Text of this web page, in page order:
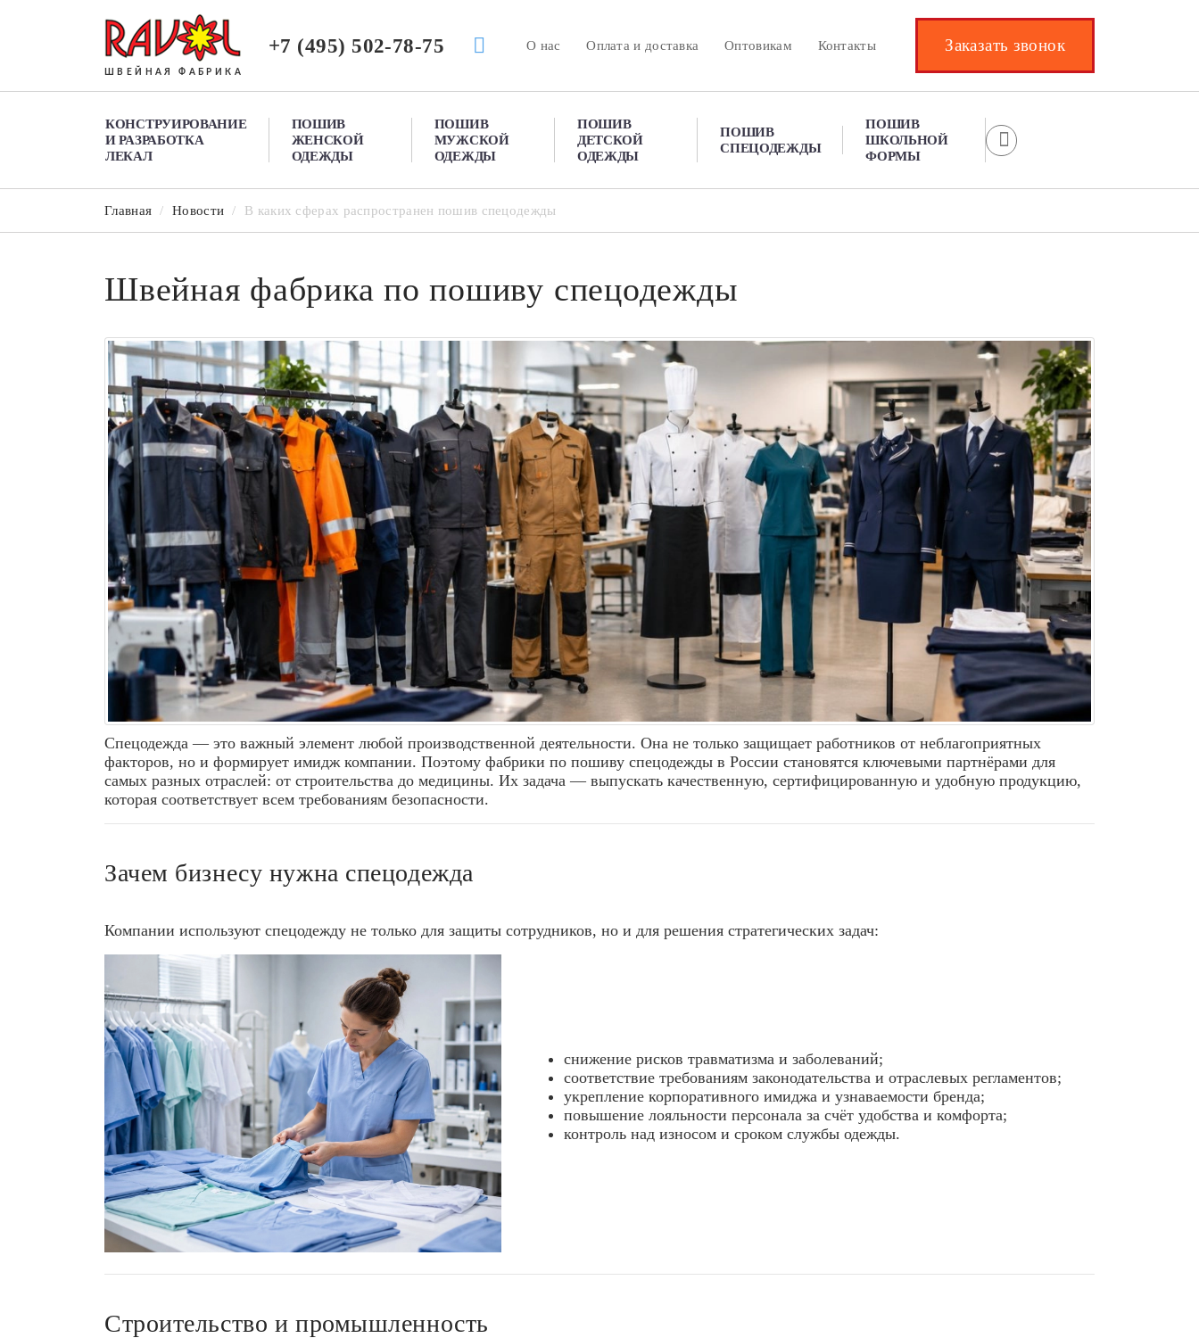
ШВЕЙНАЯ ФАБРИКА
+7 (495) 502-78-75 О нас Оплата и доставка Оптовикам Контакты Заказать звонок
КОНСТРУИРОВАНИЕ
И РАЗРАБОТКА
ЛЕКАЛ
ПОШИВ
ЖЕНСКОЙ
ОДЕЖДЫ
ПОШИВ
МУЖСКОЙ
ОДЕЖДЫ
ПОШИВ
ДЕТСКОЙ
ОДЕЖДЫ
ПОШИВ
СПЕЦОДЕЖДЫ
ПОШИВ
ШКОЛЬНОЙ
ФОРМЫ
Главная / Новости / В каких сферах распространен пошив спецодежды
Швейная фабрика по пошиву спецодежды
Спецодежда — это важный элемент любой производственной деятельности. Она не только защищает работников от неблагоприятных
факторов, но и формирует имидж компании. Поэтому фабрики по пошиву спецодежды в России становятся ключевыми партнёрами для
самых разных отраслей: от строительства до медицины. Их задача — выпускать качественную, сертифицированную и удобную продукцию,
которая соответствует всем требованиям безопасности.
Зачем бизнесу нужна спецодежда
Компании используют спецодежду не только для защиты сотрудников, но и для решения стратегических задач:
снижение рисков травматизма и заболеваний;
соответствие требованиям законодательства и отраслевых регламентов;
укрепление корпоративного имиджа и узнаваемости бренда;
повышение лояльности персонала за счёт удобства и комфорта;
контроль над износом и сроком службы одежды.
Строительство и промышленность